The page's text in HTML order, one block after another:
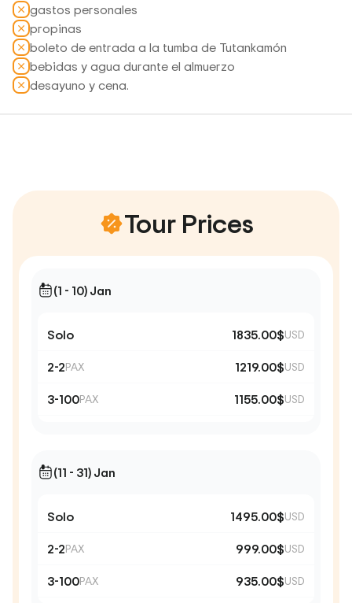
gastos personales
propinas
boleto de entrada a la tumba de Tutankamón
bebidas y agua durante el almuerzo
desayuno y cena.
Tour Prices
(1 - 10) Jan
Solo 1835.00$USD
2-2PAX 1219.00$USD
3-100PAX 1155.00$USD
(11 - 31) Jan
Solo 1495.00$USD
2-2PAX 999.00$USD
3-100PAX 935.00$USD